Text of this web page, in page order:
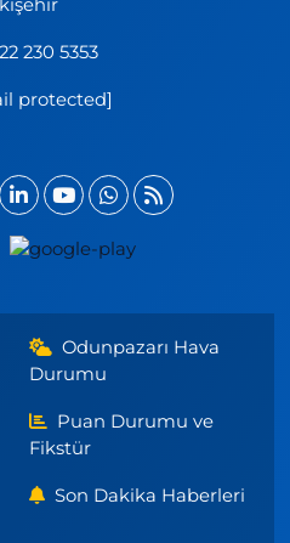
230 5353
protected]
Odunpazarı Hava
Durumu
Puan Durumu ve
Fikstür
Son Dakika Haberleri